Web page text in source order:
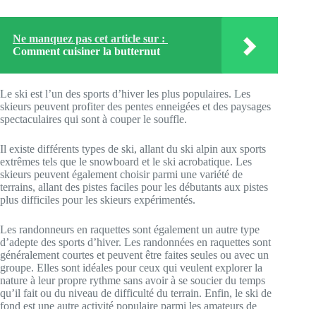
Ne manquez pas cet article sur :
Comment cuisiner la butternut
Le ski est l’un des sports d’hiver les plus populaires. Les
skieurs peuvent profiter des pentes enneigées et des paysages
spectaculaires qui sont à couper le souffle.
Il existe différents types de ski, allant du ski alpin aux sports
extrêmes tels que le snowboard et le ski acrobatique. Les
skieurs peuvent également choisir parmi une variété de
terrains, allant des pistes faciles pour les débutants aux pistes
plus difficiles pour les skieurs expérimentés.
Les randonneurs en raquettes sont également un autre type
d’adepte des sports d’hiver. Les randonnées en raquettes sont
généralement courtes et peuvent être faites seules ou avec un
groupe. Elles sont idéales pour ceux qui veulent explorer la
nature à leur propre rythme sans avoir à se soucier du temps
qu’il fait ou du niveau de difficulté du terrain. Enfin, le ski de
fond est une autre activité populaire parmi les amateurs de